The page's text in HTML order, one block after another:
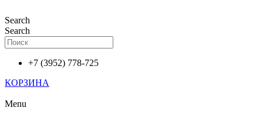
к
содержимому
Search
Search
+7 (3952) 778-725
КОРЗИНА
Menu